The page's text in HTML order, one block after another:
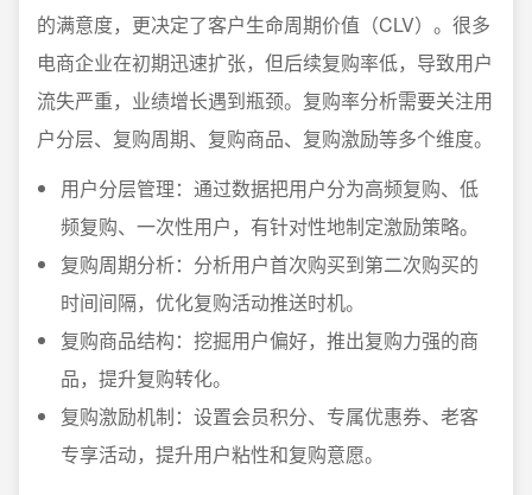
的满意度，更决定了客户生命周期价值（CLV）。很多
电商企业在初期迅速扩张，但后续复购率低，导致用户
流失严重，业绩增长遇到瓶颈。复购率分析需要关注用
户分层、复购周期、复购商品、复购激励等多个维度。
用户分层管理：通过数据把用户分为高频复购、低
频复购、一次性用户，有针对性地制定激励策略。
复购周期分析：分析用户首次购买到第二次购买的
时间间隔，优化复购活动推送时机。
复购商品结构：挖掘用户偏好，推出复购力强的商
品，提升复购转化。
复购激励机制：设置会员积分、专属优惠券、老客
专享活动，提升用户粘性和复购意愿。